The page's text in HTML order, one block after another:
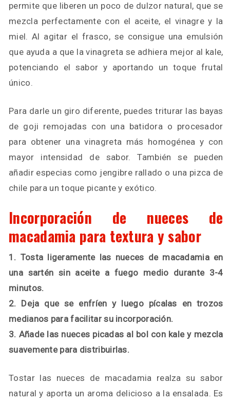
permite que liberen un poco de dulzor natural, que se
mezcla perfectamente con el aceite, el vinagre y la
miel. Al agitar el frasco, se consigue una emulsión
que ayuda a que la vinagreta se adhiera mejor al kale,
potenciando el sabor y aportando un toque frutal
único.
Para darle un giro diferente, puedes triturar las bayas
de goji remojadas con una batidora o procesador
para obtener una vinagreta más homogénea y con
mayor intensidad de sabor. También se pueden
añadir especias como jengibre rallado o una pizca de
chile para un toque picante y exótico.
Incorporación de nueces de
macadamia para textura y sabor
1. Tosta ligeramente las nueces de macadamia en
una sartén sin aceite a fuego medio durante 3-4
minutos.
2. Deja que se enfríen y luego pícalas en trozos
medianos para facilitar su incorporación.
3. Añade las nueces picadas al bol con kale y mezcla
suavemente para distribuirlas.
Tostar las nueces de macadamia realza su sabor
natural y aporta un aroma delicioso a la ensalada. Es